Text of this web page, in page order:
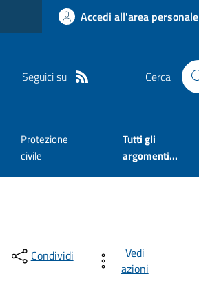
Accedi all'area personale
Seguici su Cerca
Protezione
civile
Tutti gli
argomenti...
Condividi
Vedi
azioni